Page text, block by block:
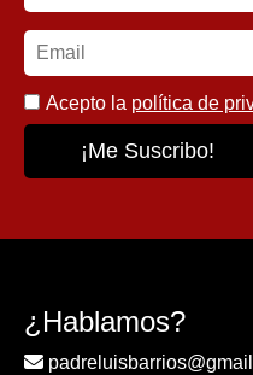
Acepto la política de
¿Hablamos?